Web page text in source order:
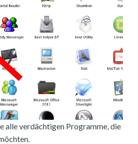
alle verdächtigen Programme, die